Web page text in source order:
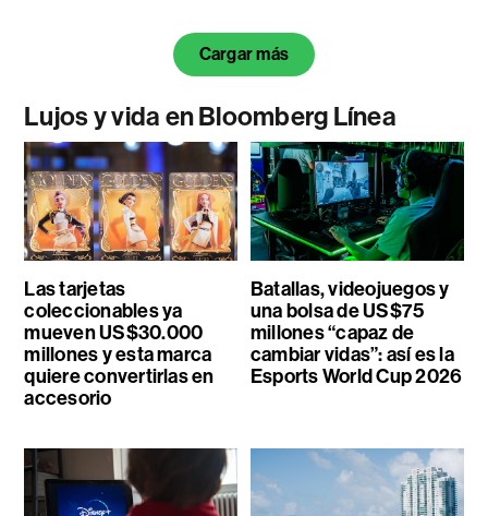
Cargar más
Lujos y vida en Bloomberg Línea
Las tarjetas
coleccionables ya
mueven US$30.000
millones y esta marca
quiere convertirlas en
accesorio
Batallas, videojuegos y
una bolsa de US$75
millones “capaz de
cambiar vidas”: así es la
Esports World Cup 2026